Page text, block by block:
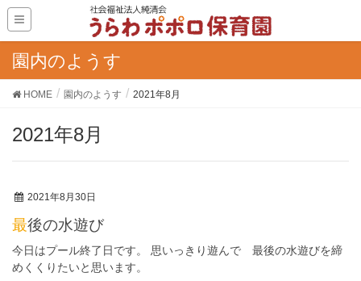
園内のようす
HOME 園内のようす 2021年8月
2021年8月
2021年8月30日
最後の水遊び
今日はプール終了日です。 思いっきり遊んで 最後の水遊びを締
めくくりたいと思います。